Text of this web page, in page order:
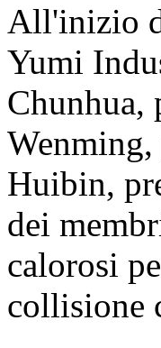
All'inizio
Yumi
Huibin,
dei
calorosi
collisione